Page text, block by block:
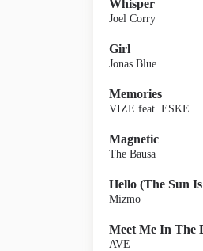
Whisper
Joel Corry
Girl
Jonas Blue
Memories
VIZE feat. ESKE
Magnetic
The Bausa
Hello (The Sun
Mizmo
Meet Me In The
AVE